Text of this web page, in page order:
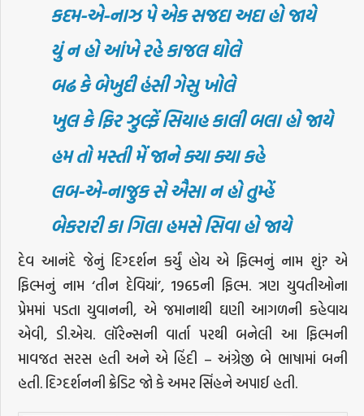
કદમ-એ-નાઝ પે એક સજદા અદા હો જાયે
યું ન હો આંખે રહે કાજલ ઘોલે
બઢ કે બેખુદી હંસી ગેસુ ખોલે
ખુલ કે ફિર ઝુલ્ફેં સિયાહ કાલી બલા હો જાયે
હમ તો મસ્તી મેં જાને ક્યા ક્યા કહે
લબ-એ-નાજુક સે ઐસા ન હો તુમ્હેં
બેકરારી કા ગિલા હમસે સિવા હો જાયે
દેવ આનંદે જેનું દિગ્દર્શન કર્યું હોય એ ફિલ્મનું નામ શું? એ
ફિલ્મનું નામ ‘તીન દેવિયાં’, 1965ની ફિલ્મ. ત્રણ યુવતીઓના
પ્રેમમાં પડતા યુવાનની, એ જમાનાથી ઘણી આગળની કહેવાય
એવી, ડી.એચ. લૉરેન્સની વાર્તા પરથી બનેલી આ ફિલ્મની
માવજત સરસ હતી અને એ હિંદી – અંગ્રેજી બે ભાષામાં બની
હતી. દિગ્દર્શનની ક્રેડિટ જો કે અમર સિંહને અપાઈ હતી.